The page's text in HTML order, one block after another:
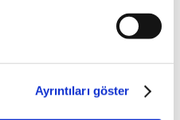
Ayrıntıları göster
UK